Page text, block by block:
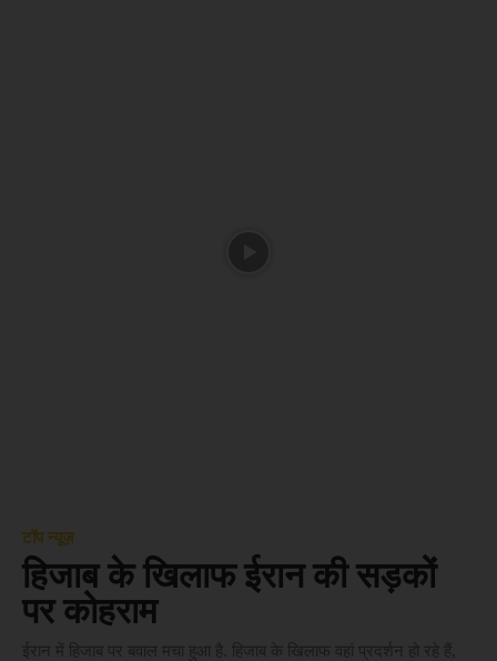
टॉप न्यूज़
हिजाब के खिलाफ ईरान की सड़कों
पर कोहराम